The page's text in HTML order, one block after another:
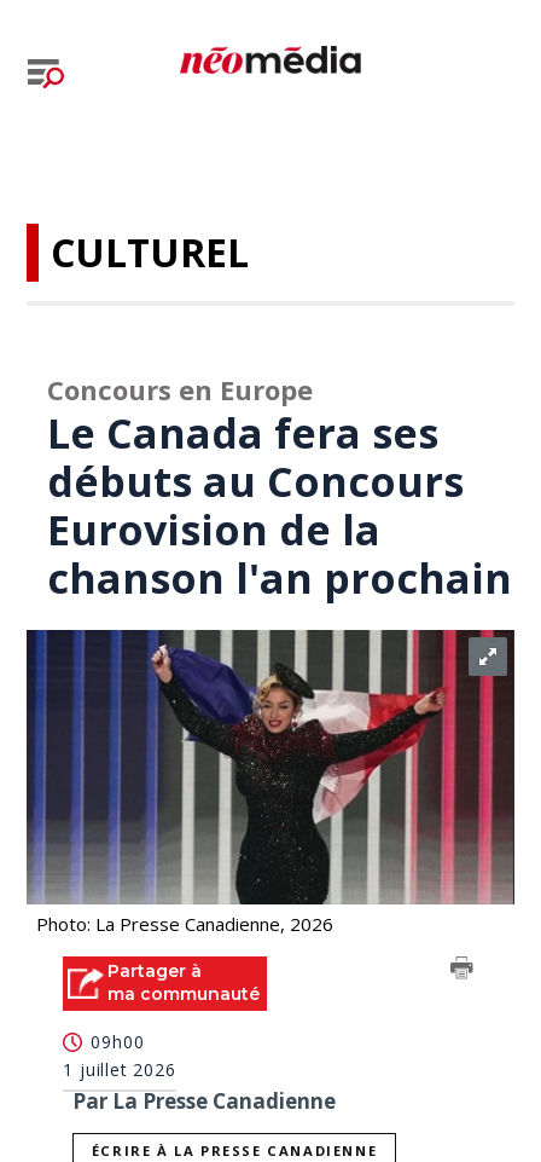
CULTUREL
Concours en Europe
Le Canada fera ses
débuts au Concours
Eurovision de la
chanson l'an prochain
Photo: La Presse Canadienne, 2026
Partager à
ma communauté
09h00
1 juillet 2026
Par La Presse Canadienne
ÉCRIRE À LA PRESSE CANADIENNE